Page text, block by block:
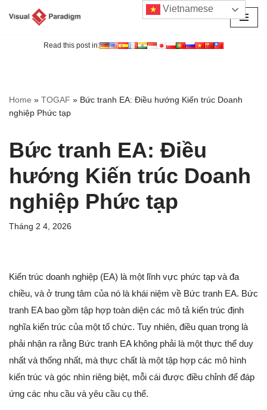
Read this post in:
Home » TOGAF » Bức tranh EA: Điều hướng Kiến trúc Doanh
nghiệp Phức tạp
Bức tranh EA: Điều
hướng Kiến trúc Doanh
nghiệp Phức tạp
Tháng 2 4, 2026
Kiến trúc doanh nghiệp (EA) là một lĩnh vực phức tạp và đa
chiều, và ở trung tâm của nó là khái niệm về Bức tranh EA. Bức
tranh EA bao gồm tập hợp toàn diện các mô tả kiến trúc định
nghĩa kiến trúc của một tổ chức. Tuy nhiên, điều quan trọng là
phải nhận ra rằng Bức tranh EA không phải là một thực thể duy
nhất và thống nhất, mà thực chất là một tập hợp các mô hình
kiến trúc và góc nhìn riêng biệt, mỗi cái được điều chỉnh để đáp
ứng các nhu cầu và yêu cầu cụ thể.
Vietnamese